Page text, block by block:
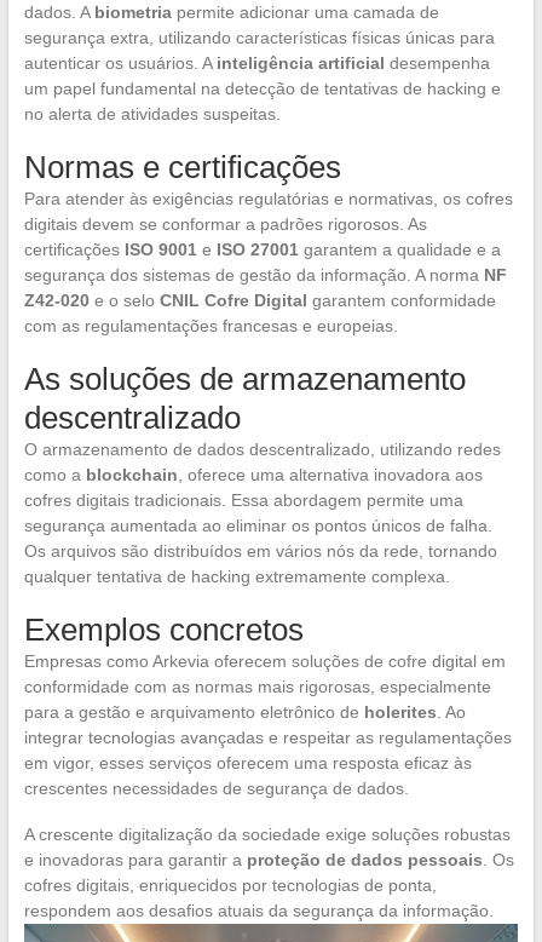
dados. A biometriapermite adicionar uma camada de
segurança extra, utilizando características físicas únicas para
autenticar os usuários. A inteligência artificial desempenha
um papel fundamental na detecção de tentativas de hacking e
no alerta de atividades suspeitas.
Normas e certificações
Para atender às exigências regulatórias e normativas, os cofres
digitais devem se conformar a padrões rigorosos. As
certificações ISO 9001 e ISO 27001 garantem a qualidade e a
segurança dos sistemas de gestão da informação. A norma NF
Z42-020e o selo CNIL Cofre Digital garantem conformidade
com as regulamentações francesas e europeias.
As soluções de armazenamento
descentralizado
O armazenamento de dados descentralizado, utilizando redes
como a blockchain , oferece uma alternativa inovadora aos
cofres digitais tradicionais. Essa abordagem permite uma
segurança aumentada ao eliminar os pontos únicos de falha.
Os arquivos são distribuídos em vários nós da rede, tornando
qualquer tentativa de hacking extremamente complexa.
Exemplos concretos
Empresas como Arkevia oferecem soluções de cofre digital em
conformidade com as normas mais rigorosas, especialmente
para a gestão e arquivamento eletrônico de holerites . Ao
integrar tecnologias avançadas e respeitar as regulamentações
em vigor, esses serviços oferecem uma resposta eficaz às
crescentes necessidades de segurança de dados.
A crescente digitalização da sociedade exige soluções robustas
e inovadoras para garantir a proteção de dados pessoais . Os
cofres digitais, enriquecidos por tecnologias de ponta,
respondem aos desafios atuais da segurança da informação.